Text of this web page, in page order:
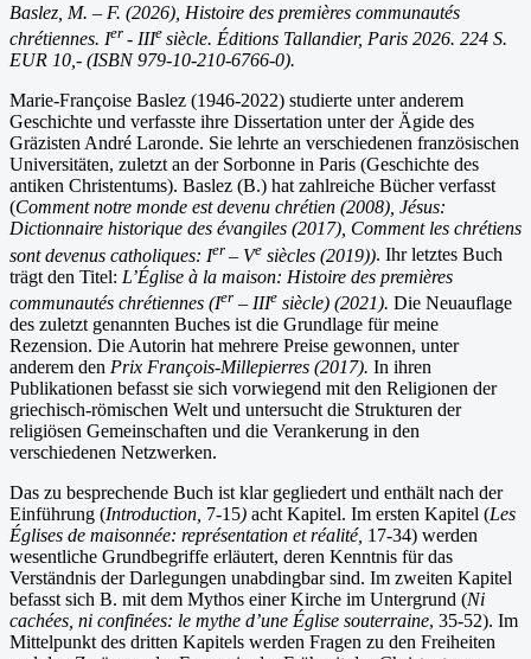
Baslez, M. – F. (2026), Histoire des premières communautés
chrétiennes. Ier - IIIe siècle. Éditions Tallandier, Paris 2026. 224 S.
EUR 10,- (ISBN 979-10-210-6766-0).
Marie-Françoise Baslez (1946-2022) studierte unter anderem
Geschichte und verfasste ihre Dissertation unter der Ägide des
Gräzisten André Laronde. Sie lehrte an verschiedenen französischen
Universitäten, zuletzt an der Sorbonne in Paris (Geschichte des
antiken Christentums). Baslez (B.) hat zahlreiche Bücher verfasst
(Comment notre monde est devenu chrétien (2008), Jésus:
Dictionnaire historique des évangiles (2017), Comment les chrétiens
sont devenus catholiques: Ier – Ve siècles (2019)). Ihr letztes Buch
trägt den Titel: L’Église à la maison: Histoire des premières
communautés chrétiennes (Ier – IIIe siècle) (2021). Die Neuauflage
des zuletzt genannten Buches ist die Grundlage für meine
Rezension. Die Autorin hat mehrere Preise gewonnen, unter
anderem den Prix François-Millepierres (2017). In ihren
Publikationen befasst sie sich vorwiegend mit den Religionen der
griechisch-römischen Welt und untersucht die Strukturen der
religiösen Gemeinschaften und die Verankerung in den
verschiedenen Netzwerken.
Das zu besprechende Buch ist klar gegliedert und enthält nach der
Einführung (Introduction, 7-15) acht Kapitel. Im ersten Kapitel (Les
Églises de maisonnée: représentation et réalité, 17-34) werden
wesentliche Grundbegriffe erläutert, deren Kenntnis für das
Verständnis der Darlegungen unabdingbar sind. Im zweiten Kapitel
befasst sich B. mit dem Mythos einer Kirche im Untergrund (Ni
cachées, ni confinées: le mythe d’une Église souterraine, 35-52). Im
Mittelpunkt des dritten Kapitels werden Fragen zu den Freiheiten